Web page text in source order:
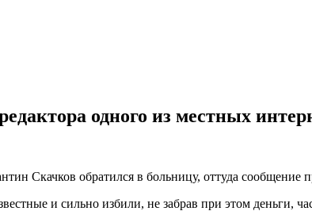
одного из местных
Скачков обратился в больницу, оттуда
и сильно избили, не забрав при этом деньги,